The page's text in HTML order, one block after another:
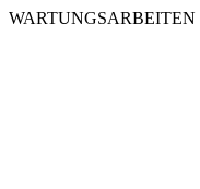
WARTUNGSARBEITEN